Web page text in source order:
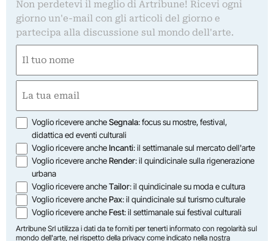
Non perdetevi il meglio di Artribune! Ricevi ogni
giorno un'e-mail con gli articoli del giorno e
partecipa alla discussione sul mondo dell'arte.
(Obbligatorio)
(Obbligatorio)
Opzioni
Voglio ricevere ancheSegnala: focus su mostre, festival,
didattica ed eventi culturali
Voglio ricevere ancheIncanti: il settimanale sul mercato dell'arte
Voglio ricevere ancheRender: il quindicinale sulla rigenerazione
urbana
Voglio ricevere ancheTailor: il quindicinale su moda e cultura
Voglio ricevere anchePax: il quindicinale sul turismo culturale
Voglio ricevere ancheFest: il settimanale sui festival culturali
Artribune Srl utilizza i dati da te forniti per tenerti informato con regolarità sul
mondo dell'arte, nel rispetto della privacy come indicato nella nostra